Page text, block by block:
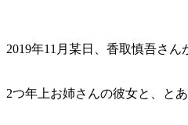
2019年11月某日、香取慎吾さ
2つ年上お姉さんの彼女と、と